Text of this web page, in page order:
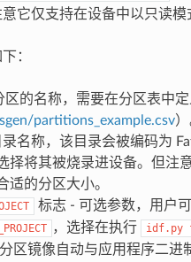
它仅支持在设备中以只读模
：
的名称，需要在分区表中定
partitions_example.csv）
录名称，该目录会被编码为
择将其被烧录进设备。但注
适的分区大小。
标志 - 可选参数，用户
，选择在执行 idf.py
区镜像自动与应用程序二进